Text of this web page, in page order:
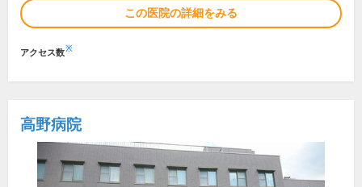
この医院の詳細をみる
アクセス数※
高野病院